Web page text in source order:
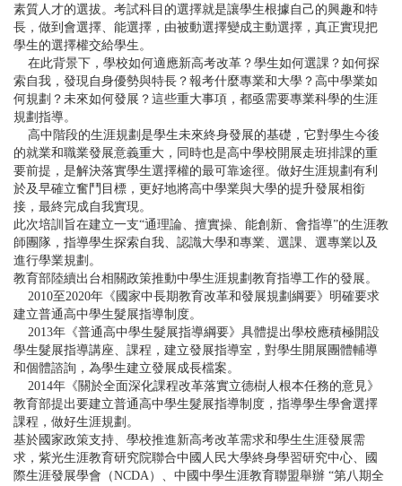
素質人才的選拔。考試科目的選擇就是讓學生根據自己的興趣和特
長，做到會選擇、能選擇，由被動選擇變成主動選擇，真正實現把
學生的選擇權交給學生。
在此背景下，學校如何適應新高考改革？學生如何選課？如何探
索自我，發現自身優勢與特長？報考什麼專業和大學？高中學業如
何規劃？未來如何發展？這些重大事項，都亟需要專業科學的生涯
規劃指導。
高中階段的生涯規劃是學生未來終身發展的基礎，它對學生今後
的就業和職業發展意義重大，同時也是高中學校開展走班排課的重
要前提，是解決落實學生選擇權的最可靠途徑。做好生涯規劃有利
於及早確立奮鬥目標，更好地將高中學業與大學的提升發展相銜
接，最終完成自我實現。
此次培訓旨在建立一支“通理論、擅實操、能創新、會指導”的生涯教
師團隊，指導學生探索自我、認識大學和專業、選課、選專業以及
進行學業規劃。
教育部陸續出台相關政策推動中學生涯規劃教育指導工作的發展。
2010至2020年《國家中長期教育改革和發展規劃綱要》明確要求
建立普通高中學生髮展指導制度。
2013年《普通高中學生髮展指導綱要》具體提出學校應積極開設
學生髮展指導講座、課程，建立發展指導室，對學生開展團體輔導
和個體諮詢，為學生建立發展成長檔案。
2014年《關於全面深化課程改革落實立德樹人根本任務的意見》
教育部提出要建立普通高中學生髮展指導制度，指導學生學會選擇
課程，做好生涯規劃。
基於國家政策支持、學校推進新高考改革需求和學生生涯發展需
求，紫光生涯教育研究院聯合中國人民大學終身學習研究中心、國
際生涯發展學會（NCDA）、中國中學生涯教育聯盟舉辦 “第八期全